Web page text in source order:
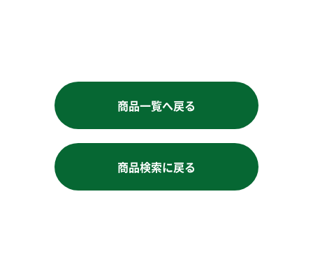
商品一覧へ戻る
商品検索に戻る